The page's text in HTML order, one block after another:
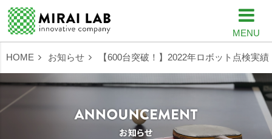
MENU
HOME お知らせ 【600台突破！】2022年ロボット点検実績